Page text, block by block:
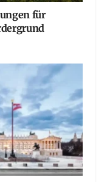
für